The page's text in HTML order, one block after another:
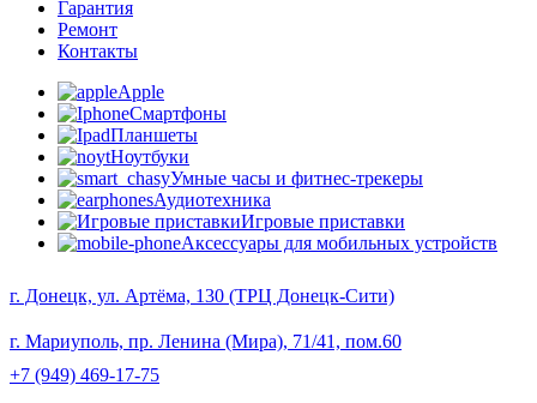
Гарантия
Ремонт
Контакты
Apple
Смартфоны
Планшеты
Ноутбуки
Умные часы и фитнес-трекеры
Аудиотехника
Игровые приставки
Аксессуары для мобильных устройств
г. Донецк, ул. Артёма, 130 (ТРЦ Донецк-Сити)
г. Мариуполь, пр. Ленина (Мира), 71/41, пом.60
+7 (949) 469-17-75